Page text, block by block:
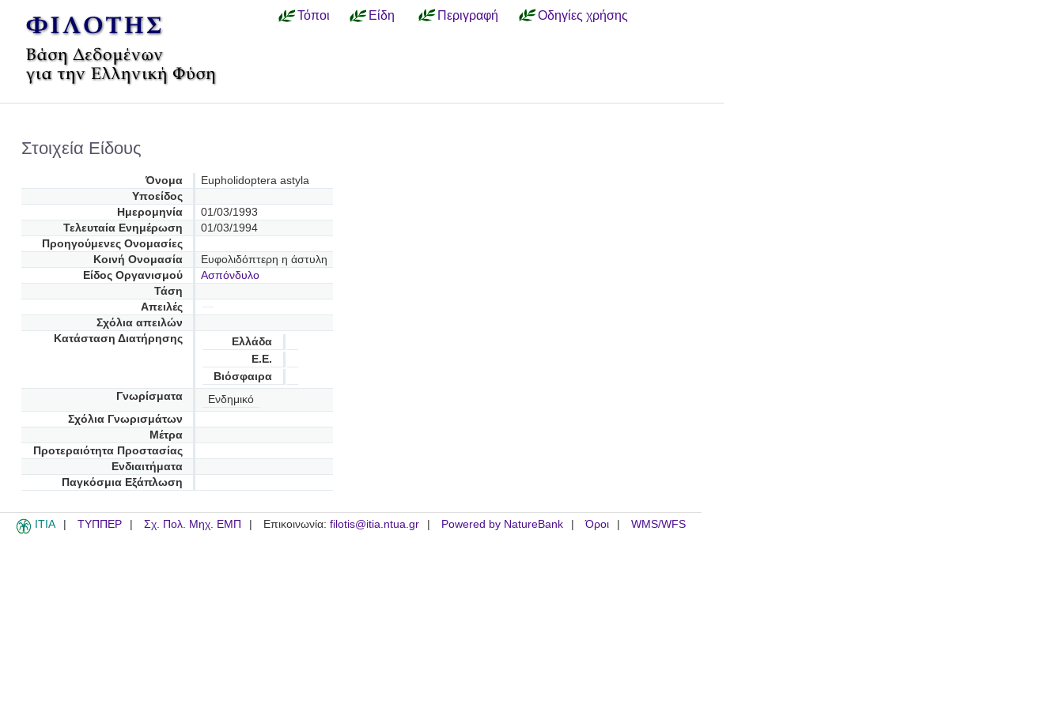
Τόποι Είδη Περιγραφή Οδηγίες χρήσης
Στοιχεία Είδους
Όνομα
Eupholidoptera astyla
Υποείδος
Ημερομηνία
01/03/1993
Τελευταία Ενημέρωση
01/03/1994
Προηγούμενες Oνομασίες
Κοινή Ονομασία
Ευφολιδόπτερη η άστυλη
Είδος Οργανισμού
Ασπόνδυλο
Τάση
Απειλές
Σχόλια απειλών
Κατάσταση Διατήρησης
Ελλάδα
Ε.Ε.
Βιόσφαιρα
Γνωρίσματα
Ενδημικό
Σχόλια Γνωρισμάτων
Μέτρα
Προτεραιότητα Προστασίας
Ενδιαιτήματα
Παγκόσμια Εξάπλωση
ITIA ΤΥΠΠΕΡ Σχ. Πολ. Μηχ. ΕΜΠ Επικοινωνία: filotis@itia.ntua.gr Powered by NatureBank Όροι WMS/WFS